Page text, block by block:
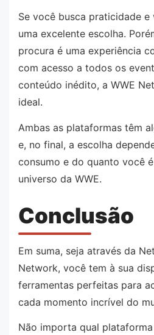
Se você busca praticidade e
uma excelente escolha.
procura é uma experiência
com acesso a todos os
conteúdo inédito, a WWE
ideal.
Ambas as plataformas têm
e, no final, a escolha
consumo e do quanto você
universo da WWE.
Conclusão
Em suma, seja através da
Network, você tem à sua
ferramentas perfeitas para
cada momento incrível do
Não importa qual